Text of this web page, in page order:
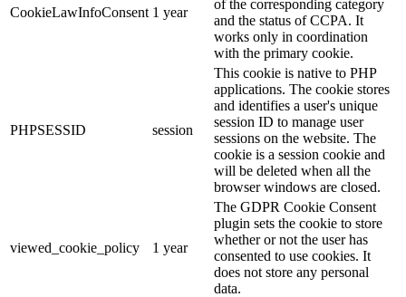
CookieLawInfoConsent 1 year
of the corresponding category
and the status of CCPA. It
works only in coordination
with the primary cookie.
PHPSESSID session
This cookie is native to PHP
applications. The cookie stores
and identifies a user's unique
session ID to manage user
sessions on the website. The
cookie is a session cookie and
will be deleted when all the
browser windows are closed.
viewed_cookie_policy 1 year
The GDPR Cookie Consent
plugin sets the cookie to store
whether or not the user has
consented to use cookies. It
does not store any personal
data.